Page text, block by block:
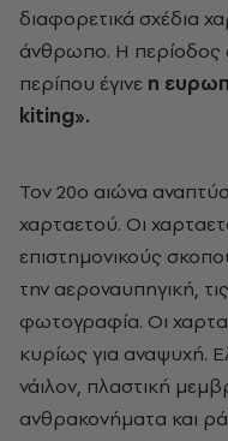
διαφορετικά σχέδια
άνθρωπο. Η περίοδος
περίπου έγινε η
kiting».
Τον 20ο αιώνα
χαρταετού. Οι
επιστημονικούς
την αεροναυπηγική,
φωτογραφία. Οι
κυρίως για αναψυχή.
νάιλον, πλαστική
ανθρακονήματα και